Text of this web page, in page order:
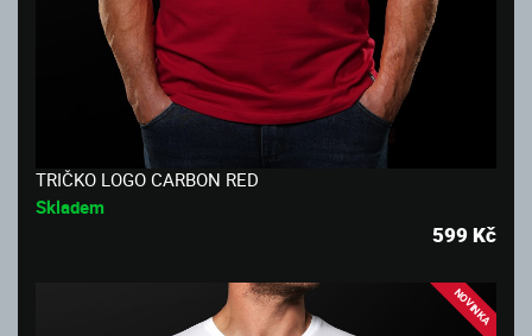
TRIČKO LOGO CARBON RED
Skladem
599 Kč
NOVINKA